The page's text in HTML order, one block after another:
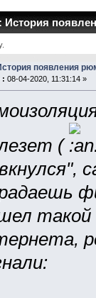
История
появления
: 08-04-2020, 11:31:14 »
(
такой